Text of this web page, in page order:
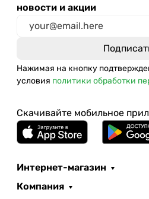
новости и акции
Нажимая на кнопку
условия политики обработки
Скачивайте мобильное
Интернет-магазин
Компания